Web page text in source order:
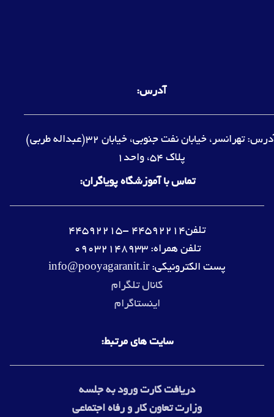
آدرس:
آدرس: تهرانسر، خیابان نفت جنوبی، خیابان 32(عبداله طربی)
پلاک 54، واحد1
تماس با آموزشگاه پویاگران:
تلفن44592214 -44592215
تلفن همراه: 09032148933
پست الکترونیکی: info@pooyagaranit.ir
کانال تلگرام
اینستاگرام
سایت های مرتبط:
دریافت کارت ورود به جلسه
وزارتتعاون کار و رفاه اجتماعی